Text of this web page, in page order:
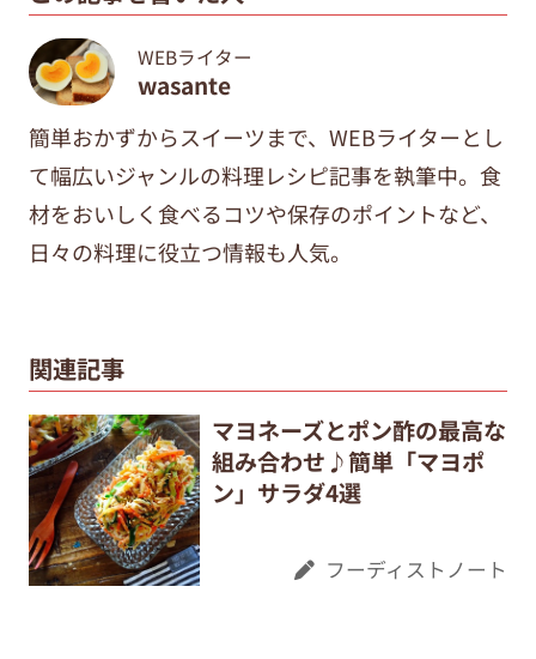
WEBライター
wasante
簡単おかずからスイーツまで、WEBライターとし
て幅広いジャンルの料理レシピ記事を執筆中。食
材をおいしく食べるコツや保存のポイントなど、
日々の料理に役立つ情報も人気。
関連記事
マヨネーズとポン酢の最高な
組み合わせ♪簡単「マヨポ
ン」サラダ4選
フーディストノート